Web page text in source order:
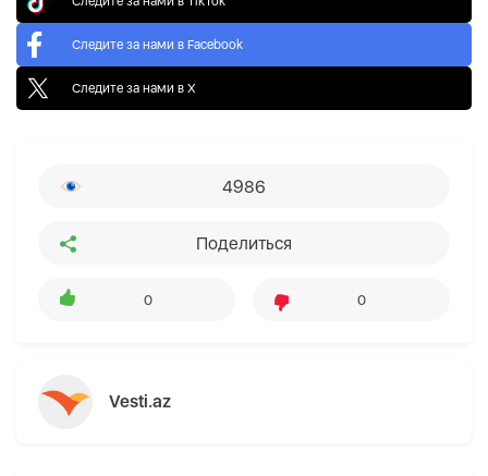
Следите за нами в Facebook
Следите за нами в X
4986
Поделиться
0 0
Vesti.az